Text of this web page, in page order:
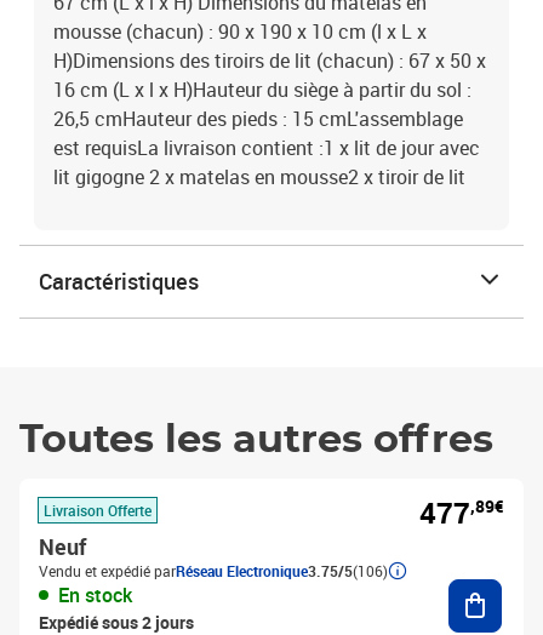
mousse (chacun) : 90 x 190 x 10 cm (l x L x
H)Dimensions des tiroirs de lit (chacun) : 67 x 50 x
16 cm (L x l x H)Hauteur du siège à partir du sol :
26,5 cmHauteur des pieds : 15 cmL'assemblage
est requisLa livraison contient :1 x lit de jour avec
lit gigogne 2 x matelas en mousse2 x tiroir de lit
Caractéristiques
Toutes les autres offres
Livraison Offerte
Neuf
Vendu et expédié parRéseau Electronique3.75/5(106)
En stock
Expédié sous 2 jours
477,89€